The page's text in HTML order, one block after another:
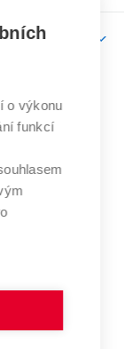
o výkonu
funkcí